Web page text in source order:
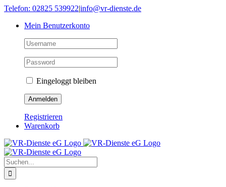
Skip
content
Telefon: 02825 539922|info@vr-dienste.de
Mein Benutzerkonto
Eingeloggt bleiben
Registrieren
Warenkorb
Suche
nach: